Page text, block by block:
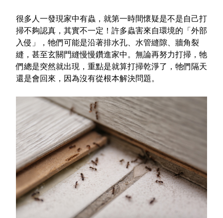
會員中心
特色服務
Line
Youtube
很多人一發現家中有蟲，就第一時間懷疑是不是自己打
掃不夠認真，其實不一定！許多蟲害來自環境的「外部
入侵」，牠們可能是沿著排水孔、水管縫隙、牆角裂
縫，甚至玄關門縫慢慢鑽進家中。無論再努力打掃，牠
們總是突然就出現，重點是就算打掃乾淨了，牠們隔天
還是會回來，因為沒有從根本解決問題。